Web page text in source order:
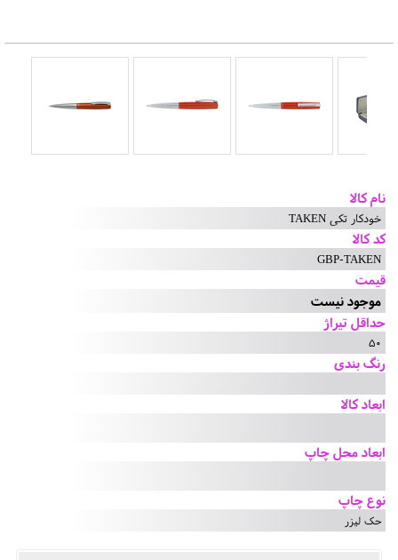
نام کالا
خودکار تکی TAKEN
کد کالا
GBP-TAKEN
قیمت
موجود نیست
حداقل تیراژ
50
رنگ بندی
ابعاد کالا
ابعاد محل چاپ
نوع چاپ
حک لیزر